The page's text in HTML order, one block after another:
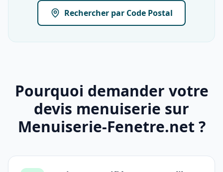
Rechercher par Code Postal
Pourquoi demander votre
devis menuiserie sur
Menuiserie-Fenetre.net ?